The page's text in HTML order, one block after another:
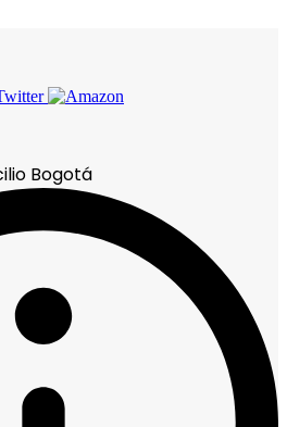
Bogotá